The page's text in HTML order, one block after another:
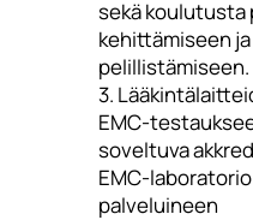
sekä koulutusta
kehittämiseen ja
pelillistämiseen.
3.
EMC-
soveltuva
EMC-laboratorio
palveluineen